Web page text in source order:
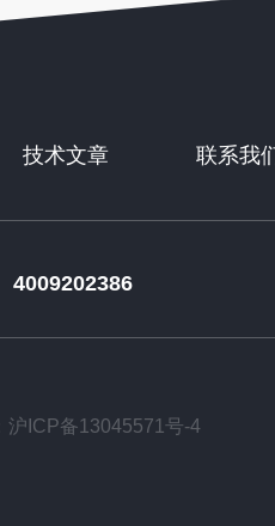
技术文章 联系我
4009202386
沪ICP备13045571号-4